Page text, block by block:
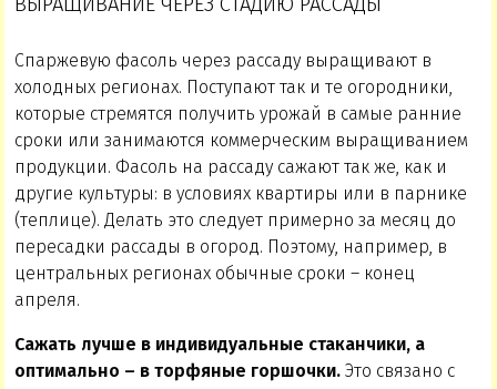
Спаржевую фасоль через рассаду выращивают в
холодных регионах. Поступают так и те огородники,
которые стремятся получить урожай в самые ранние
сроки или занимаются коммерческим выращиванием
продукции. Фасоль на рассаду сажают так же, как и
другие культуры: в условиях квартиры или в парнике
(теплице). Делать это следует примерно за месяц до
пересадки рассады в огород. Поэтому, например, в
центральных регионах обычные сроки – конец
апреля.
Сажать лучше в индивидуальные стаканчики, а
оптимально – в торфяные горшочки. Это связано с